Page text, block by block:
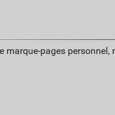
marque-pages